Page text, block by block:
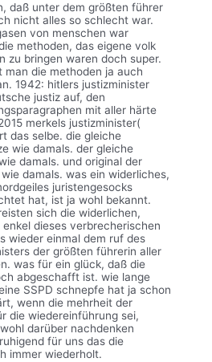
daß unter dem größten führer
nicht alles so schlecht war.
von menschen war
methoden, das eigene volk
zu bringen waren doch super.
man die methoden ja auch
1942: hitlers justizminister
justiz auf, den
mit aller härte
merkels justizminister(
das selbe. die gleiche
wie damals. der gleiche
damals. und original der
damals. was ein widerliches,
juristengesocks
hat, ist ja wohl bekannt.
sich die widerlichen,
enkel dieses verbrecherischen
wieder einmal dem ruf des
der größten führerin aller
was für ein glück, daß die
abgeschafft ist. wie lange
SSPD schnepfe hat ja schon
wenn die mehrheit der
die wiedereinführung sei,
darüber nachdenken
für uns das die
immer wiederholt.